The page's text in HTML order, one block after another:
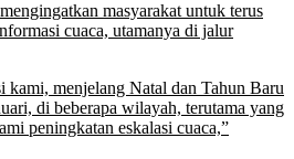
masyarakat untuk terus
cuaca, utamanya di jalur
kami, menjelang Natal dan Tahun Baru
di beberapa wilayah, terutama yang
peningkatan eskalasi cuaca,”